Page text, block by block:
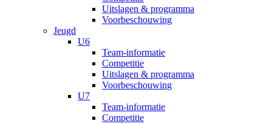
Uitslagen & programma
Voorbeschouwing
Jeugd
U6
Team-informatie
Competitie
Uitslagen & programma
Voorbeschouwing
U7
Team-informatie
Competitie